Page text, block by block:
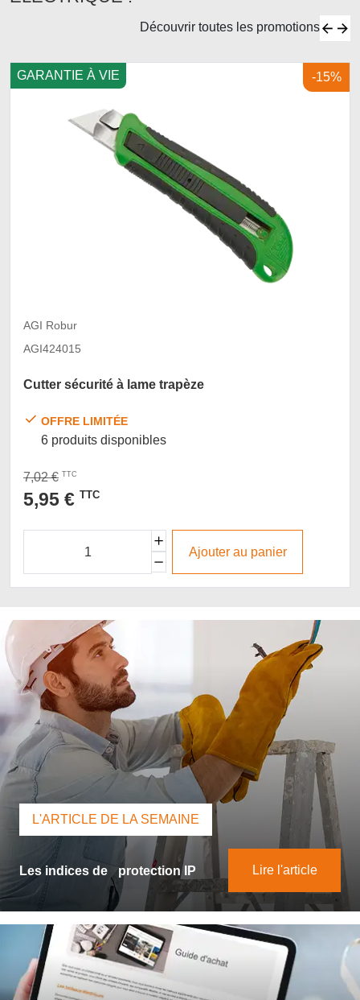
Découvrir toutes les promotions
GARANTIE À VIE -15%
AGI Robur
AGI424015
Cutter sécurité à lame trapèze
OFFRE LIMITÉE
6 produits disponibles
7,02 € TTC
5,95 € TTC
Ajouter au panier
L'ARTICLE DE LA SEMAINE
Les indices de protection IP Lire l'article